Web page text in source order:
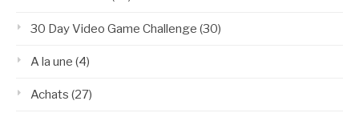
30 Day Video Game Challenge (30)
A la une (4)
Achats (27)